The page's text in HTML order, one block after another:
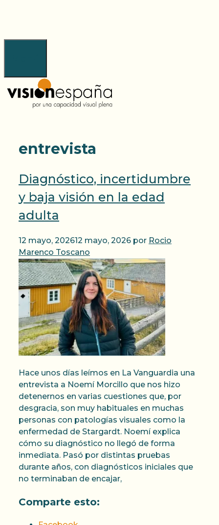
entrevista
Diagnóstico, incertidumbre
y baja visión en la edad
adulta
12 mayo, 202612 mayo, 2026 por Rocio
Marenco Toscano
Hace unos días leímos en La Vanguardia una
entrevista a Noemí Morcillo que nos hizo
detenernos en varias cuestiones que, por
desgracia, son muy habituales en muchas
personas con patologías visuales como la
enfermedad de Stargardt. Noemí explica
cómo su diagnóstico no llegó de forma
inmediata. Pasó por distintas pruebas
durante años, con diagnósticos iniciales que
no terminaban de encajar,
Comparte esto: